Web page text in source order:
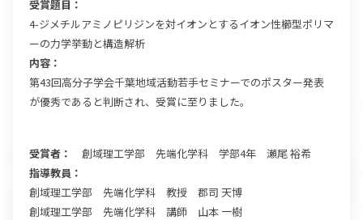
受賞題目：
4-ジメチルアミノピリジンを対イオンとするイオン性櫛型ポリマ
ーの力学挙動と構造解析
内容：
第43回高分子学会千葉地域活動若手セミナーでのポスター発表
が優秀であると判断され、受賞に至りました。
受賞者：
創域理工学部 先端化学科 学部4年 瀬尾 裕希
指導教員：
創域理工学部 先端化学科 教授 郡司 天博
創域理工学部 先端化学科 講師 山本 一樹